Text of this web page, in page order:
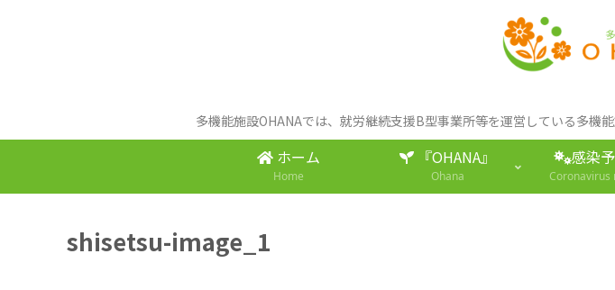
多機能施設OHANAでは、就労継続支援B型事業所等を運営している多機
ホーム
Home
『OHANA』
Ohana
感染
Coronavirus
shisetsu-image_1